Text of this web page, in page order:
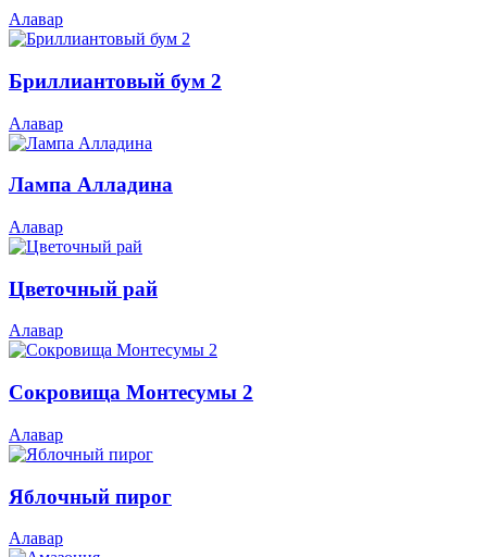
Алавар
Бриллиантовый бум 2
Алавар
Лампа Алладина
Алавар
Цветочный рай
Алавар
Сокровища Монтесумы 2
Алавар
Яблочный пирог
Алавар